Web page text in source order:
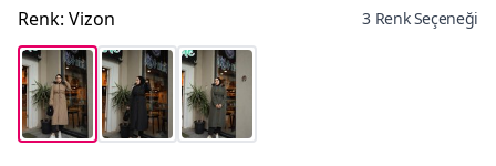
Renk: Vizon 3 Renk Seçeneği